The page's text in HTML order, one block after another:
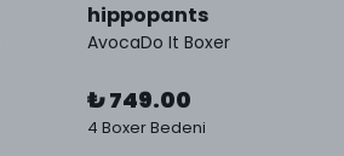
hippopants
AvocaDo It Boxer
₺ 749.00
4 Boxer Bedeni